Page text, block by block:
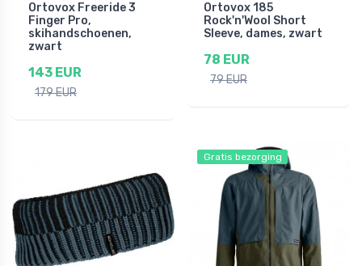
Ortovox Freeride 3
Finger Pro,
skihandschoenen,
zwart
143 EUR
179 EUR
Ortovox 185
Rock'n'Wool Short
Sleeve, dames, zwart
78 EUR
79 EUR
Gratis bezorging